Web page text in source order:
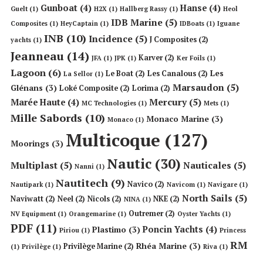
Guelt(1) Gunboat (4) H2X (1) Hallberg Rassy (1) Hanse (4) Heol
Composites (1) HeyCaptain (1) IDB Marine (5) IDBoats (1) Iguane
yachts (1) INB (10) Incidence (5) J Composites (2)
Jeanneau (14) JFA (1) JPK (1) Karver(2) Ker Foils (1)
Lagoon (6) La Sellor (1) Le Boat (2) Les Canalous (2) Les
Glénans (3) Loké Composite (2) Lorima (2) Marsaudon (5)
Marée Haute (4) MC Technologies (1) Mercury(5) Mets (1)
Mille Sabords (10) Monaco (1) Monaco Marine (3)
Moorings (3) Multicoque (127)
Multiplast (5) Nanni (1) Nautic (30) Nauticales (5)
Nautipark(1) Nautitech (9) Navico (2) Navicom (1) Navigare (1)
Naviwatt (2) Neel (2) Nicols (2) NINA (1) NKE (2) North Sails (5)
NV Equipment(1) Orangemarine (1) Outremer(2) Oyster Yachts (1)
PDF (11) Piriou (1) Plastimo (3) Poncin Yachts (4) Princess
(1) Privilège (1) Privilège Marine (2) Rhéa Marine (3) Riva (1) RM